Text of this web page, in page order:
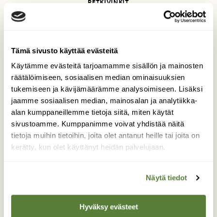
Tämä sivusto käyttää evästeitä
Käytämme evästeitä tarjoamamme sisällön ja mainosten
räätälöimiseen, sosiaalisen median ominaisuuksien
tukemiseen ja kävijämäärämme analysoimiseen. Lisäksi
jaamme sosiaalisen median, mainosalan ja analytiikka-
alan kumppaneillemme tietoja siitä, miten käytät
sivustoamme. Kumppanimme voivat yhdistää näitä
tietoja muihin tietoihin, joita olet antanut heille tai joita on
kerätty, kun olet käyttänyt heidän palvelujaan.
Näytä tiedot
Hyväksy evästeet
RETKIVINKIT
Pieni lapinsanasto, osa 5:
RETKIVINKIT